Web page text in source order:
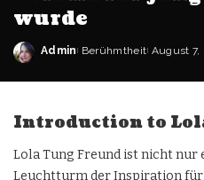
wurde
Posted
Admin Berühmtheit August 7,
Introduction to
Lola Tung Freund ist nicht nur
Leuchtturm der Inspiration für